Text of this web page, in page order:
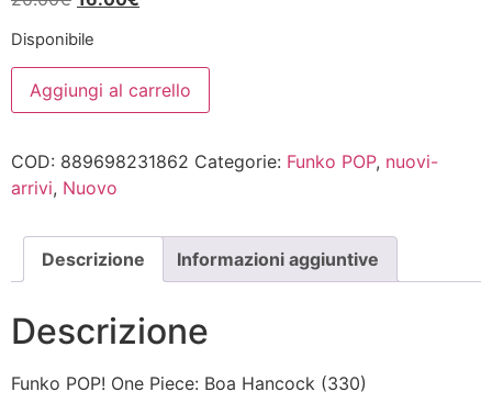
originale
20.00€.16.00€.
Disponibile
Funko
POP!
One
Hancock
(330)
quantità
Aggiungi al carrello
COD: 889698231862 Categorie: Funko POP, nuovi-
arrivi, Nuovo
Descrizione Informazioni aggiuntive
Descrizione
Funko POP! One Piece: Boa Hancock (330)